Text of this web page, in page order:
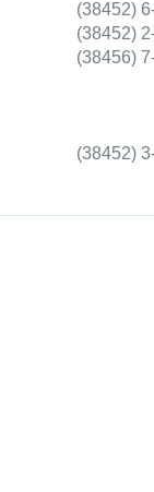
(38452)
(38452)
(38456)
(38452)